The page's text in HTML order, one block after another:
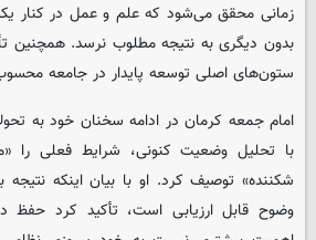
زمانی محقق می‌شود که علم و عمل در کنار
بدون دیگری به نتیجه مطلوب نرسد. همچنین
ستون‌های اصلی توسعه پایدار در جامعه
امام جمعه کرمان در ادامه سخنان خود به
با تحلیل وضعیت کنونی، شرایط فعلی
شکننده» توصیف کرد. او با بیان اینکه
وضوح قابل ارزیابی است، تأکید کرد حفظ